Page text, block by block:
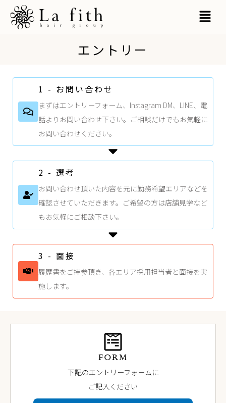
内
容
MAIN
エントリー
1 - お問い合わせ
まずはエントリーフォーム、Instagram DM、LINE、電
話よりお問い合わせ下さい。ご相談だけでもお気軽に
お問い合わせください。
2 - 選考
お問い合わせ頂いた内容を元に勤務希望エリアなどを
確認させていただきます。ご希望の方は店舗見学など
もお気軽にご相談下さい。
3 - 面接
履歴書をご持参頂き、各エリア採用担当者と面接を実
施します。​
FORM
下記のエントリーフォームに
ご記入ください